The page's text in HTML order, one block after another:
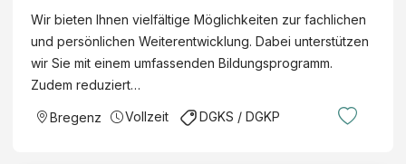
Wir bieten Ihnen vielfältige Möglichkeiten zur fachlichen
und persönlichen Weiterentwicklung. Dabei unterstützen
wir Sie mit einem umfassenden Bildungsprogramm.
Zudem reduziert…
Bregenz Vollzeit DGKS / DGKP